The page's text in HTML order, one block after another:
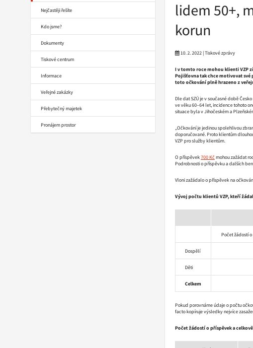
Nejčastěji řešíte
Kdo jsme?
Dokumenty
Tiskové centrum
Informace
Veřejné zakázky
Přebytečný majetek
Pronájem prostor
lidem 50+,
korun
10. 2. 2022 | Tiskové zprávy
I v tomto roce mohou klienti VZP
Pojišťovna tak chce motivovat
toto očkování plně hrazeno z
Dle dat SZÚ je v současné době
ve věku 60–64 let, incidence tohoto
situace byla v Jihočeském a
„Očkování je jedinou spolehlivou
doporučované. Proto klientům
VZP pro služby klientům.
O příspěvek700 Kčmohou zažádat
Podrobnosti o příspěvku a dalších
Vloni zažádalo o příspěvek na
Vývoj počtu klientů VZP, kteří
Počet žádostí
Dospělí
Děti
Celkem
Pokud porovnáme údaje o počtu
facto kopíruje výsledky nejvíce
Počet žádostí o příspěvek a